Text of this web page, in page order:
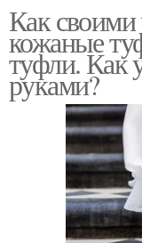
Как своими
кожаные
туфли. Как
руками?